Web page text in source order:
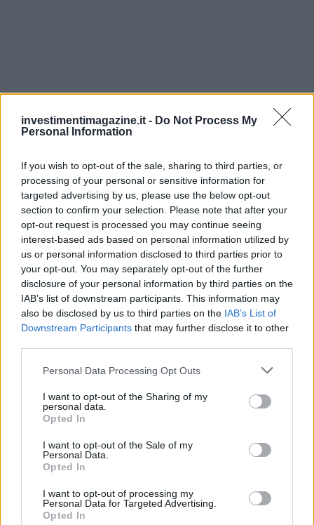
investimentimagazine.it - Do Not Process My
Personal Information
If you wish to opt-out of the sale, sharing to third parties, or
processing of your personal or sensitive information for
targeted advertising by us, please use the below opt-out
section to confirm your selection. Please note that after your
opt-out request is processed you may continue seeing
interest-based ads based on personal information utilized by
us or personal information disclosed to third parties prior to
your opt-out. You may separately opt-out of the further
disclosure of your personal information by third parties on the
IAB’s list of downstream participants. This information may
also be disclosed by us to third parties on the IAB’s List of
Downstream Participants that may further disclose it to other
Please note that this website/app uses one or more Google
not limited to your visit or usage behaviour. You may click to
grant or deny consent to Google and its third-party tags to
use your data for below specified purposes in below Google
consent section.
Personal Data Processing Opt Outs
I want to opt-out of the Sharing of my
personal data.
Opted In
I want to opt-out of the Sale of my
Personal Data.
Opted In
I want to opt-out of processing my
Personal Data for Targeted Advertising.
Opted In
Continua a leggere
Analisi dettagliata delle stime finanziarie e dei risultati di Enel
nel 2026